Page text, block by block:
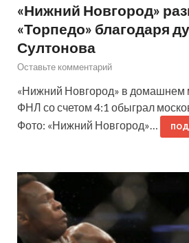
«Нижний Новгород»
«Торпедо» благодаря
Султонова
Оставьте комментарий
«Нижний Новгород» в домашнем
ФНЛ со счетом 4:1 обыграл
Фото: «Нижний Новгород»…